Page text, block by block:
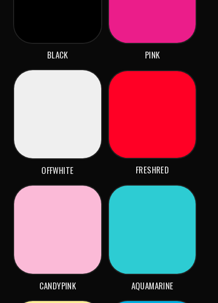
BLACK PINK
OFFWHITE FRESHRED
CANDYPINK AQUAMARINE